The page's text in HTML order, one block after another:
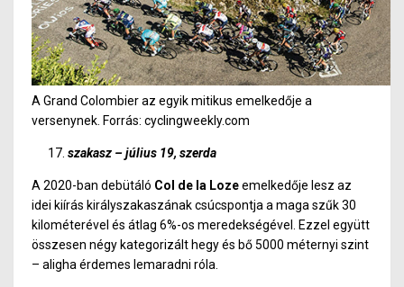
A Grand Colombier az egyik mitikus emelkedője a
versenynek. Forrás: cyclingweekly.com
szakasz – július 19, szerda
A 2020-ban debütáló Col de la Lozeemelkedője lesz az
idei kiírás királyszakaszának csúcspontja a maga szűk 30
kilométerével és átlag 6%-os meredekségével. Ezzel együtt
összesen négy kategorizált hegy és bő 5000 méternyi szint
– aligha érdemes lemaradni róla.